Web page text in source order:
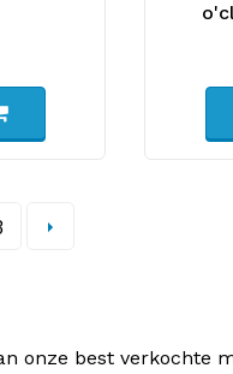
onze best verkochte